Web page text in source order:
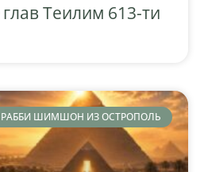
Теилим 613-ти
РАББИ ШИМШОН ИЗ ОСТРОПОЛЬ